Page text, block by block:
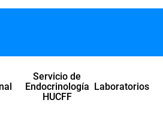
Servicio de
Endocrinología
HUCFF
Laboratorios